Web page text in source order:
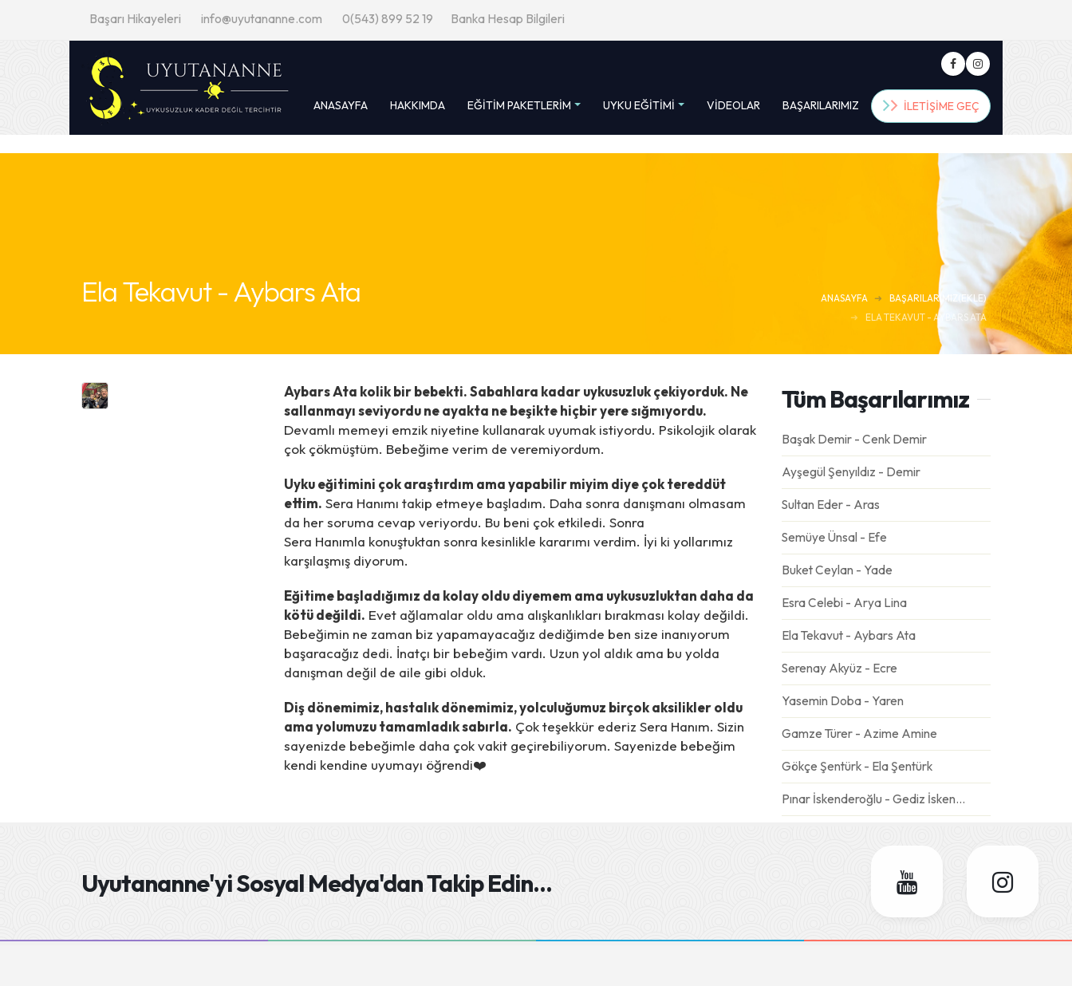
Başarı Hikayeleri info@uyutananne.com 0(543) 899 52 19 Banka Hesap Bilgileri
ANASAYFA HAKKIMDA EĞITIM PAKETLERIM UYKU EĞITIMI VIDEOLAR BAŞARILARIMIZ İLETIŞIME GEÇ
Ela Tekavut - Aybars Ata ANASAYFA
BAŞARILARIMIZ(EKLE)
ELA TEKAVUT - AYBARS ATA
Aybars Ata kolik bir bebekti. Sabahlara kadar uykusuzluk çekiyorduk. Ne
sallanmayı seviyordu ne ayakta ne beşikte hiçbir yere sığmıyordu.
Devamlı memeyi emzik niyetine kullanarak uyumak istiyordu. Psikolojik olarak
çok çökmüştüm. Bebeğime verim de veremiyordum.
Uyku eğitimini çok araştırdım ama yapabilir miyim diye çok tereddüt
ettim. Sera Hanımı takip etmeye başladım. Daha sonra danışmanı olmasam
da her soruma cevap veriyordu. Bu beni çok etkiledi. Sonra
Sera Hanımla konuştuktan sonra kesinlikle kararımı verdim. İyi ki yollarımız
karşılaşmış diyorum.
Eğitime başladığımız da kolay oldu diyemem ama uykusuzluktan daha da
kötü değildi. Evet ağlamalar oldu ama alışkanlıkları bırakması kolay değildi.
Bebeğimin ne zaman biz yapamayacağız dediğimde ben size inanıyorum
başaracağız dedi. İnatçı bir bebeğim vardı. Uzun yol aldık ama bu yolda
danışman değil de aile gibi olduk.
Diş dönemimiz, hastalık dönemimiz, yolculuğumuz birçok aksilikler oldu
ama yolumuzu tamamladık sabırla. Çok teşekkür ederiz Sera Hanım. Sizin
sayenizde bebeğimle daha çok vakit geçirebiliyorum. Sayenizde bebeğim
kendi kendine uyumayı öğrendi❤️
Tüm Başarılarımız
Başak Demir - Cenk Demir
Ayşegül Şenyıldız - Demir
Sultan Eder - Aras
Semüye Ünsal - Efe
Buket Ceylan - Yade
Esra Celebi - Arya Lina
Ela Tekavut - Aybars Ata
Serenay Akyüz - Ecre
Yasemin Doba - Yaren
Gamze Türer - Azime Amine
Gökçe Şentürk - Ela Şentürk
Pınar İskenderoğlu - Gediz İskenderoğlu
Deniz Eskiköy - Dolunay
Uyutananne'yiSosyal Medya'dan Takip Edin...